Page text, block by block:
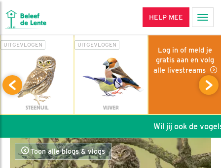
HELP MEE
UITGEVLOGEN
STEENUIL
UITGEVLOGEN
VIJVER
Log in of meld je
gratis aan en volg
alle livestreams
Wil jij ook de
Toon alle blogs & vlogs